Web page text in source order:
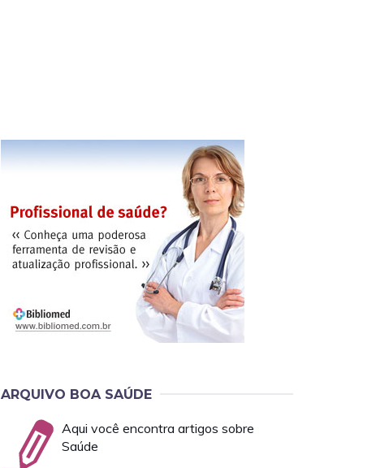
ARQUIVO BOA SAÚDE
Aqui você encontra artigos sobre
Saúde